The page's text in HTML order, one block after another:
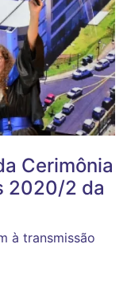
Cerimônia
2020/2 da
à transmissão